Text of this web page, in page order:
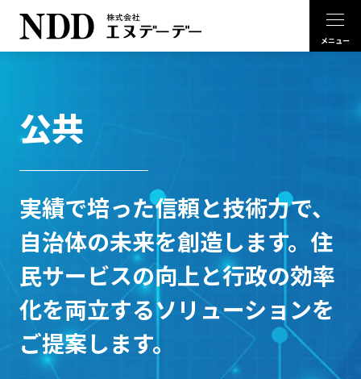
公共
実績で培った信頼と技術力で、
自治体の未来を創造します。住
民サービスの向上と行政の効率
化を両立するソリューションを
ご提案します。